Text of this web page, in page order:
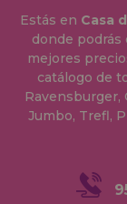
Estás en Casa
donde podrás
mejores
catálogo de
Ravensburger,
Jumbo, Trefl,